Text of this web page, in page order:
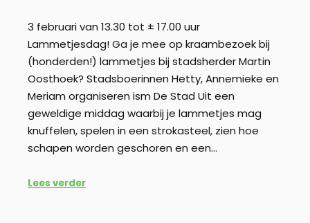
3 februari van 13.30 tot ± 17.00 uur
Lammetjesdag! Ga je mee op kraambezoek bij
(honderden!) lammetjes bij stadsherder Martin
Oosthoek? Stadsboerinnen Hetty, Annemieke en
Meriam organiseren ism De Stad Uit een
geweldige middag waarbij je lammetjes mag
knuffelen, spelen in een strokasteel, zien hoe
schapen worden geschoren en een…
Lees verder